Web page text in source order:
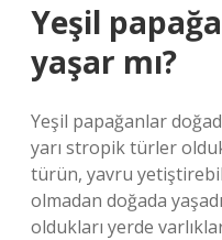
Yeşil
yaşar mı?
Yeşil papağanlar
yarı stropik türler
türün, yavru
olmadan doğada
oldukları yerde